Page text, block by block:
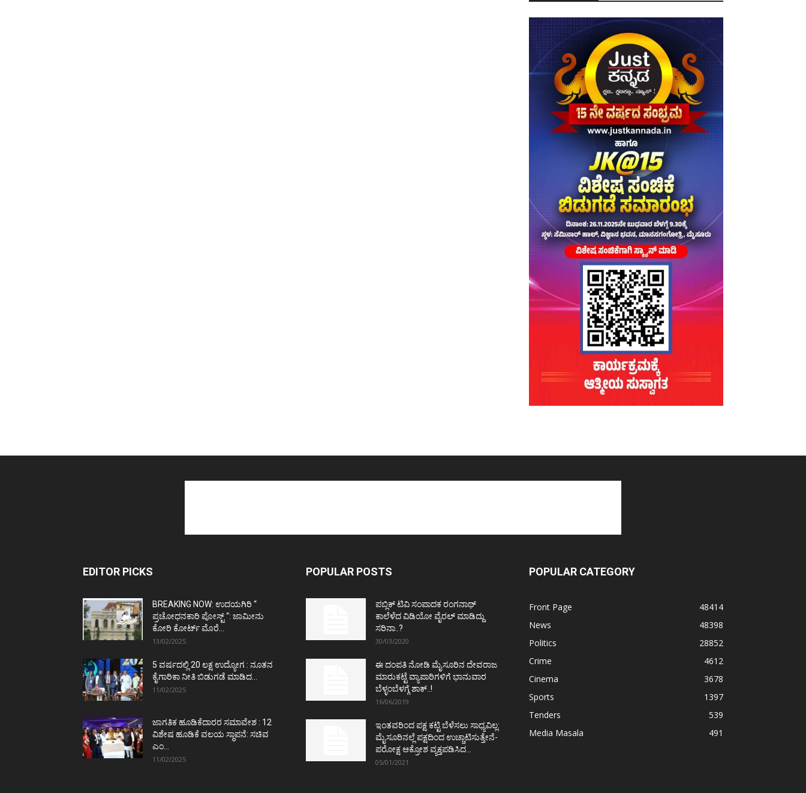
EDITOR PICKS
BREAKING NOW: ಉದಯಗಿರಿ “
ಪ್ರಚೋಧನಕಾರಿ ಪೋಸ್ಟ್‌ “: ಜಾಮೀನು
ಕೋರಿ ಕೋರ್ಟ್‌ ಮೊರೆ...
13/02/2025
5 ವರ್ಷದಲ್ಲಿ 20 ಲಕ್ಷ ಉದ್ಯೋಗ : ನೂತನ
ಕೈಗಾರಿಕಾ ನೀತಿ ಬಿಡುಗಡೆ ಮಾಡಿದ...
11/02/2025
ಜಾಗತಿಕ ಹೂಡಿಕೆದಾರರ ಸಮಾವೇಶ : 12
ವಿಶೇಷ ಹೂಡಿಕೆ ವಲಯ ಸ್ಥಾಪನೆ: ಸಚಿವ
ಎಂ...
11/02/2025
POPULAR POSTS
ಪಬ್ಲಿಕ್ ಟಿವಿ ಸಂಪಾದಕ ರಂಗನಾಥ್
ಕಾಲೆಳೆದ ವಿಡಿಯೋ ವೈರಲ್ ಮಾಡಿದ್ದು
ಸರಿನಾ..?
30/03/2020
ಈ ದಂಪತಿ ನೋಡಿ ಮೈಸೂರಿನ ದೇವರಾಜ
ಮಾರುಕಟ್ಟೆ ವ್ಯಾಪಾರಿಗಳಿಗೆ ಭಾನುವಾರ
ಬೆಳ್ಳಂಬೆಳಗ್ಗೆ ಶಾಕ್..!
16/06/2019
ಇಂತವರಿಂದ ಪಕ್ಷ ಕಟ್ಟಿ ಬೆಳೆಸಲು ಸಾಧ್ಯವಿಲ್ಲ:
ಮೈಸೂರಿನಲ್ಲೆ ಪಕ್ಷದಿಂದ ಉಚ್ಚಾಟಿಸುತ್ತೇನೆ-
ಪರೋಕ್ಷ ಆಕ್ರೋಶ ವ್ಯಕ್ತಪಡಿಸಿದ...
05/01/2021
POPULAR CATEGORY
Front Page
48414
News
48398
Politics
28852
Crime
4612
Cinema
3678
Sports
1397
Tenders
539
Media Masala
491